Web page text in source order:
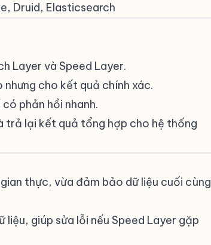
Druid, Elasticsearch
Layer và Speed Layer.
cho kết quả chính xác.
phản hồi nhanh.
trả lại kết quả tổng hợp cho hệ thống
thực, vừa đảm bảo dữ liệu cuối cùng
giúp sửa lỗi nếu Speed Layer gặp